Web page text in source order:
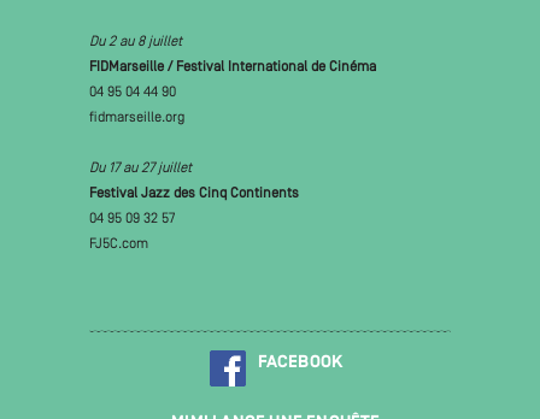
Du 2 au 8 juillet
FIDMarseille / Festival International de Cinéma
04 95 04 44 90
fidmarseille.org
Du 17 au 27 juillet
Festival Jazz des Cinq Continents
04 95 09 32 57
FJ5C.com
FACEBOOK